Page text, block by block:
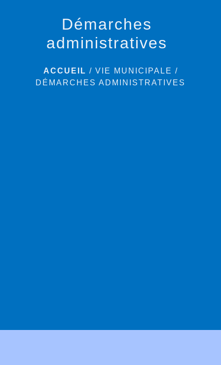
Démarches
administratives
ACCUEIL / VIE MUNICIPALE /
DÉMARCHES ADMINISTRATIVES